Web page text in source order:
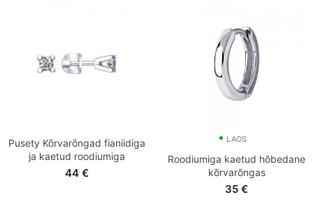
Pusety Kõrvarõngad fianiidiga
ja kaetud roodiumiga
44 €
LAOS
Roodiumiga kaetud hõbedane
kõrvarõngas
35 €